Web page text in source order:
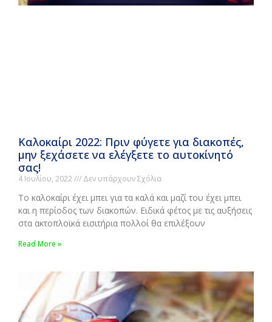
Καλοκαίρι 2022: Πριν φύγετε για διακοπές,
μην ξεχάσετε να ελέγξετε το αυτοκίνητό
σας!
4 Ιουλίου, 2022 Δεν υπάρχουν Σχόλια
Το καλοκαίρι έχει μπει για τα καλά και μαζί του έχει μπει
και η περίοδος των διακοπών. Ειδικά φέτος με τις αυξήσεις
στα ακτοπλοϊκά εισιτήρια πολλοί θα επιλέξουν
Read More »